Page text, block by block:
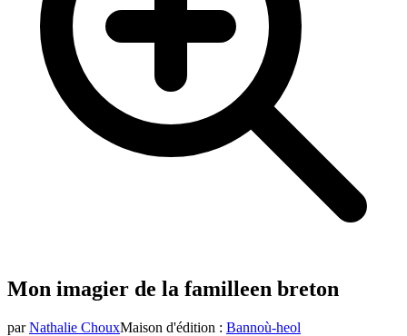
Mon imagier de la familleen breton
par Nathalie ChouxMaison d'édition : Bannoù-heol